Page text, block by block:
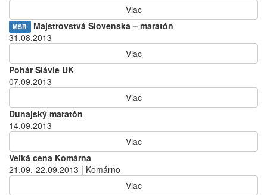
Viac
MSR
Majstrovstvá Slovenska – maratón
31.08.2013
Viac
Pohár Slávie UK
07.09.2013
Viac
Dunajský maratón
14.09.2013
Viac
Veľká cena Komárna
21.09.-22.09.2013 | Komárno
Viac